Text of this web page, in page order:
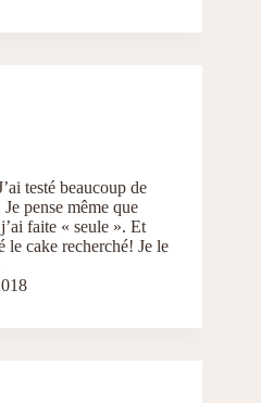
testé beaucoup de
pense même que
faite « seule ». Et
le cake recherché! Je le